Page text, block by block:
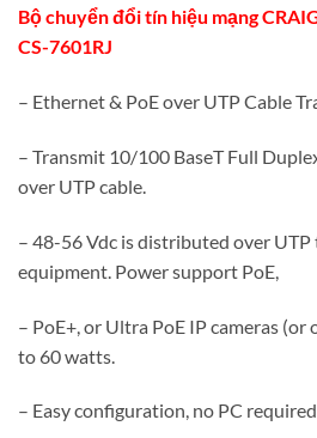
Bộ chuyển đổi tín hiệu mạng
CS-7601RJ
– Ethernet & PoE over UTP Cable
– Transmit 10/100 BaseT Full
over UTP cable.
– 48-56 Vdc is distributed over UTP
equipment. Power support PoE,
– PoE+, or Ultra PoE IP cameras (or
to 60 watts.
– Easy configuration, no PC